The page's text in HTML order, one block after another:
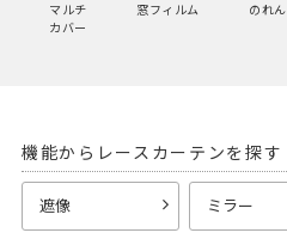
マルチ
カバー
窓フィルム のれん
機能からレースカーテンを探す
遮像 ミラー